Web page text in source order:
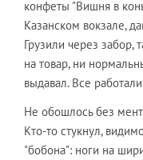
конфеты "Вишня в
Казанском вокзале,
Грузили через забор,
на товар, ни
выдавал. Все
Не обошлось без
Кто-то стукнул,
"бобона": ноги на